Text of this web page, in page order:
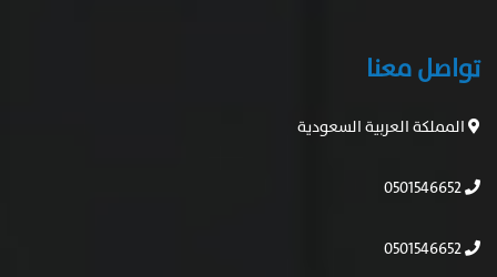
تواصل معنا
المملكة العربية السعودية